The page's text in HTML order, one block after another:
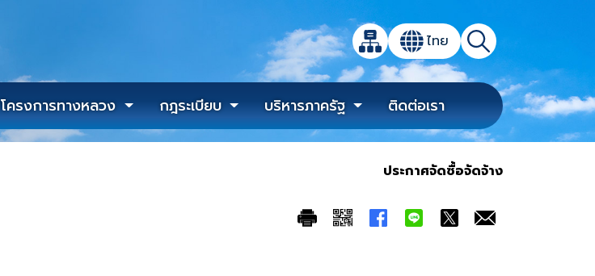
แผนผังเว็บไซต์
เปลี่ยนภาษา
ไทย ค้นหา
เปิดกล่องค้นหาข้อมูลหลักของเว็บไซต์
โครงการทางหลวง กฎระเบียบ บริหารภาครัฐ ติดต่อเรา
ประกาศจัดซื้อจัดจ้าง